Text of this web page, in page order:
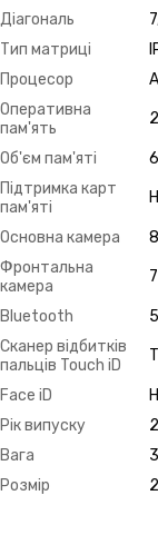
Діагональ
Тип матриці
Процесор
Оперативна
пам'ять
Об'єм пам'яті
Підтримка карт
пам'яті
Основна камера
Фронтальна
камера
Bluetooth
Сканер відбитків
пальців Touch iD
Face iD
Рік випуску
Вага
Розмір